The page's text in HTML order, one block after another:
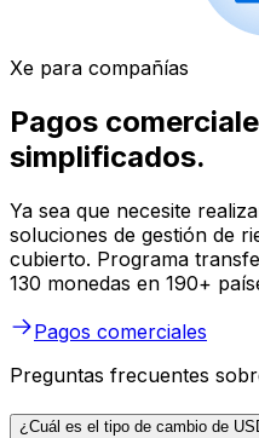
Xe para compañías
Pagos
simplificados.
Ya sea que necesite
soluciones de gestión de
cubierto. Programa
130 monedas en 190+
Pagos comerciales
Preguntas frecuentes
¿Cuál es el tipo de cambio de